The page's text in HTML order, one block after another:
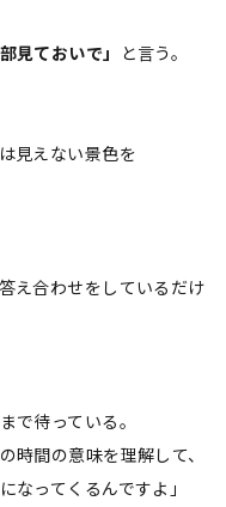
見ておいで」 と言う。
見えない景色を
え合わせをしているだけ
で待っている。
時間の意味を理解して、
なってくるんですよ」